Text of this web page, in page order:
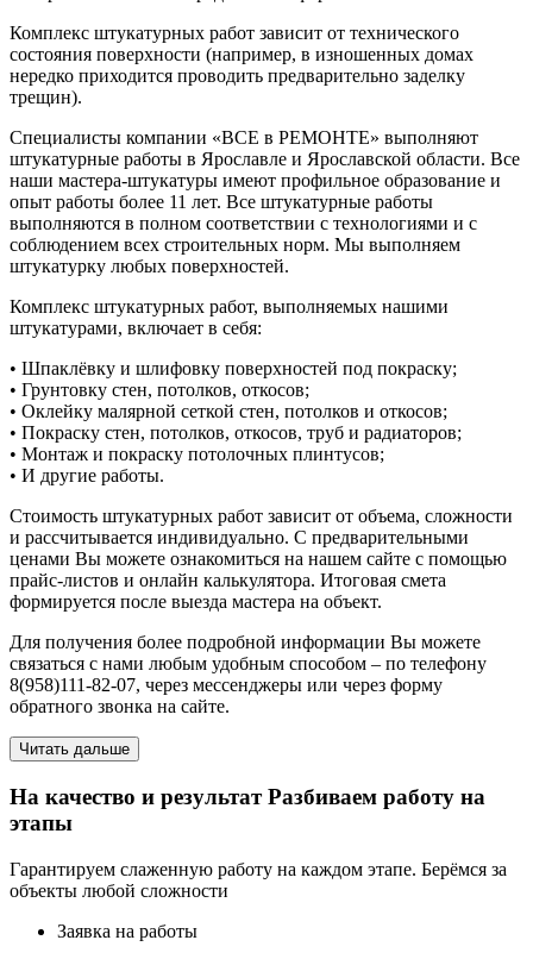
Комплекс штукатурных работ зависит от технического
состояния поверхности (например, в изношенных домах
нередко приходится проводить предварительно заделку
трещин).
Специалисты компании «ВСЕ в РЕМОНТЕ» выполняют
штукатурные работы в Ярославле и Ярославской области. Все
наши мастера-штукатуры имеют профильное образование и
опыт работы более 11 лет. Все штукатурные работы
выполняются в полном соответствии с технологиями и с
соблюдением всех строительных норм. Мы выполняем
штукатурку любых поверхностей.
Комплекс штукатурных работ, выполняемых нашими
штукатурами, включает в себя:
• Шпаклёвку и шлифовку поверхностей под покраску;
• Грунтовку стен, потолков, откосов;
• Оклейку малярной сеткой стен, потолков и откосов;
• Покраску стен, потолков, откосов, труб и радиаторов;
• Монтаж и покраску потолочных плинтусов;
• И другие работы.
Стоимость штукатурных работ зависит от объема, сложности
и рассчитывается индивидуально. С предварительными
ценами Вы можете ознакомиться на нашем сайте с помощью
прайс-листов и онлайн калькулятора. Итоговая смета
формируется после выезда мастера на объект.
Для получения более подробной информации Вы можете
связаться с нами любым удобным способом – по телефону
8(958)111-82-07, через мессенджеры или через форму
обратного звонка на сайте.
Читать дальше
На качество и результатРазбиваем работу на
этапы
Гарантируем слаженную работу на каждом этапе. Берёмся за
объекты любой сложности
Заявка на работы